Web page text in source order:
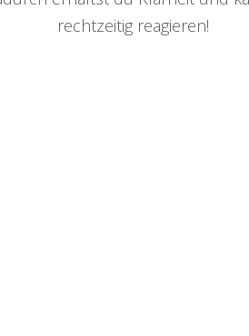
rechtzeitig reagieren!